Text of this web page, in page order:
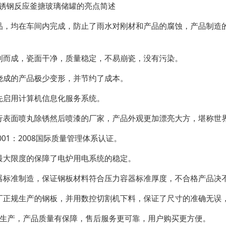
钢反应釜搪玻璃储罐的亮点简述
均在车间内完成，防止了雨水对刚材和产品的腐蚀，产品制
成，瓷面干净，质量稳定，不易崩瓷，没有污染。
的产品极少变形，并节约了成本。
用计算机信息化服务系统。
面喷丸除锈然后喷漆的厂家，产品外观更加漂亮大方，堪称世
：2008国际质量管理体系认证。
限度的保障了电炉用电系统的稳定。
准制造，保证钢板材料符合压力容器标准厚度，不合格产品决
规生产的钢板，并用数控切割机下料，保证了尺寸的准确无误
产，产品质量有保障，售后服务更可靠，用户购买更方便。